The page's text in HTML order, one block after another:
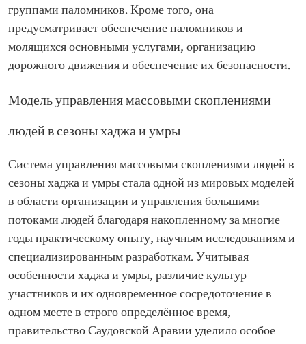
группами паломников. Кроме того, она
предусматривает обеспечение паломников и
молящихся основными услугами, организацию
дорожного движения и обеспечение их безопасности.
Модель управления массовыми скоплениями
людей в сезоны хаджа и умры
Система управления массовыми скоплениями людей в
сезоны хаджа и умры стала одной из мировых моделей
в области организации и управления большими
потоками людей благодаря накопленному за многие
годы практическому опыту, научным исследованиям и
специализированным разработкам. Учитывая
особенности хаджа и умры, различие культур
участников и их одновременное сосредоточение в
одном месте в строго определённое время,
правительство Саудовской Аравии уделило особое